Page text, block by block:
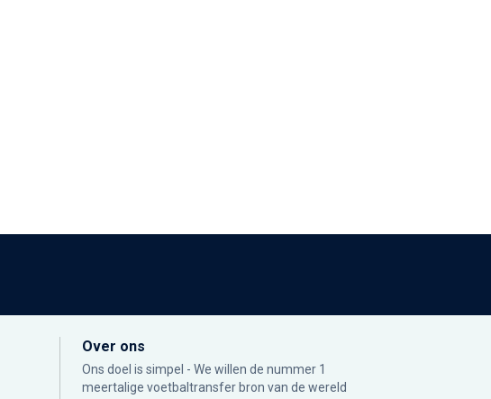
Over ons
Ons doel is simpel - We willen de nummer 1
meertalige voetbaltransfer bron van de wereld